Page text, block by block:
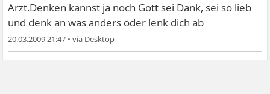
Arzt.Denken kannst ja noch Gott sei Dank, sei so lieb
und denk an was anders oder lenk dich ab
20.03.2009 21:47 •